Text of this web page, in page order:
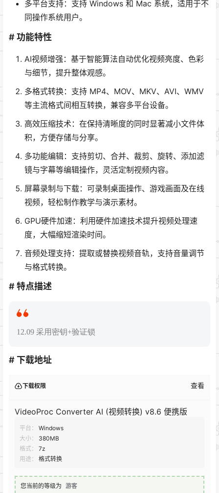
多平台支持：支持 Windows 和 Mac 系统，适用于不
同操作系统用户。
# 功能特性
AI视频增强：基于智能算法自动优化视频亮度、色彩
与细节，提升整体观感。
多格式转换：支持 MP4、MOV、MKV、AVI、WMV
等主流格式间相互转换，兼容多平台设备。
高效压缩技术：在保持清晰度的同时显著减小文件体
积，方便存储与分享。
多功能编辑：支持剪切、合并、裁剪、旋转、添加滤
镜与字幕等编辑操作，灵活定制视频内容。
屏幕录制与下载：可录制桌面操作、游戏画面及在线
视频，轻松制作教学与演示素材。
GPU硬件加速：利用硬件加速技术提升视频处理速
度，大幅缩短渲染时间。
音频处理支持：提取或替换视频音轨，支持音量调节
与格式转换。
# 特点描述
12.09 采用密钥+验证锁
# 下载地址
下载权限 查看
VideoProc Converter AI (视频转换) v8.6 便携版
平台：
Windows
大小：
380MB
格式：
7z
用途：
格式转换
您当前的等级为 游客